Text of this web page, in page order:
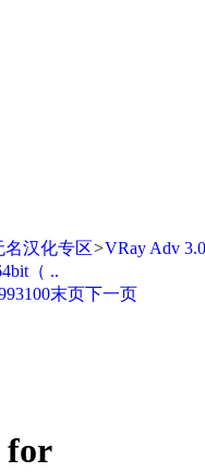
名汉化专区>VRay Adv
（ ..
3100末页下一页
for